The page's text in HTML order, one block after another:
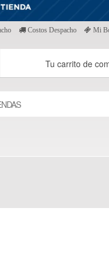
Costos Despacho Mi
Tu carrito de